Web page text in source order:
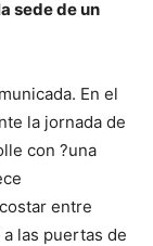
sede de un
En el
la jornada de
con ?una
entre
las puertas de